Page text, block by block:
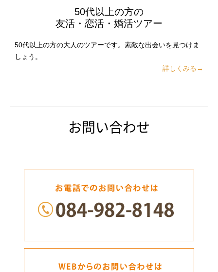
50代以上の方の
友活・恋活・婚活ツアー
50代以上の方の大人のツアーです。素敵な出会いを見つけま
しょう。
詳しくみる→
お問い合わせ